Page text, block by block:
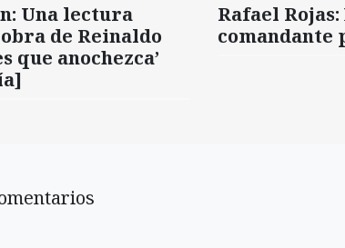
Una lectura
de Reinaldo
que anochezca’
Rafael
comandante